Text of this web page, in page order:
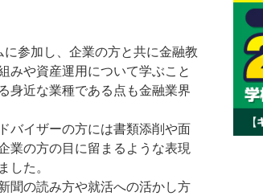
参加し、企業の方と共に金融教
みや資産運用について学ぶこと
身近な業種である点も金融業界
バイザーの方には書類添削や面
業の方の目に留まるような表現
した。
聞の読み方や就活への活かし方